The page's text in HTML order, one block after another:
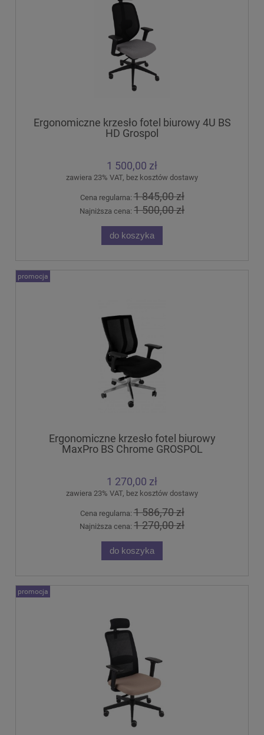
Ergonomiczne krzesło fotel biurowy 4U BS
HD Grospol
1 500,00 zł
zawiera 23% VAT, bez kosztów dostawy
Cena regularna:1 845,00 zł
Najniższa cena: 1 500,00 zł
do koszyka
Ergonomiczne krzesło fotel biurowy
MaxPro BS Chrome GROSPOL
1 270,00 zł
zawiera 23% VAT, bez kosztów dostawy
Cena regularna:1 586,70 zł
Najniższa cena: 1 270,00 zł
do koszyka
promocja
promocja